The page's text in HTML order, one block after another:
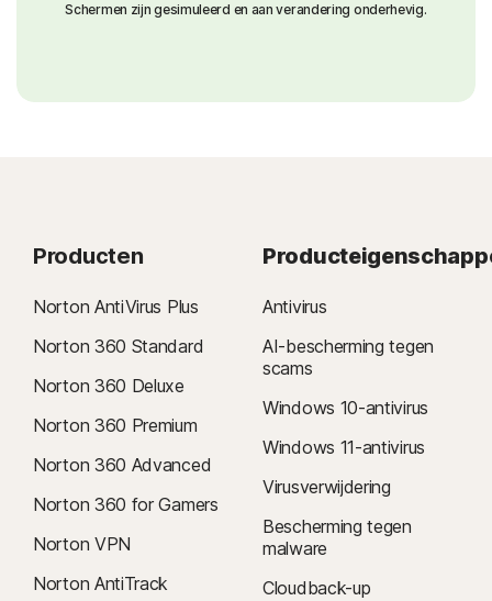
Schermen zijn gesimuleerd en aan verandering onderhevig.
Producten
Norton AntiVirus Plus
Norton 360 Standard
Norton 360 Deluxe
Norton 360 Premium
Norton 360 Advanced
Norton 360 for Gamers
Norton VPN
Norton AntiTrack
Antivirus
AI-bescherming tegen
scams
Windows 10-antivirus
Windows 11-antivirus
Virusverwijdering
Bescherming tegen
malware
Cloudback-up